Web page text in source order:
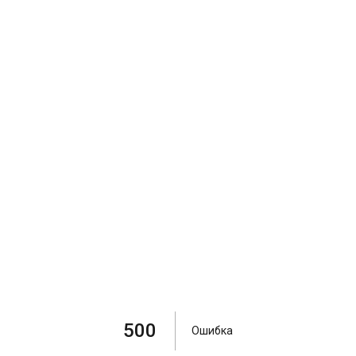
500 Ошибка